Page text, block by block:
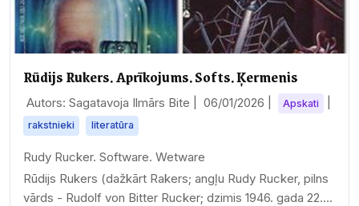
Rūdijs Rukers. Aprīkojums. Softs. Ķermenis
Autors: Sagatavoja Ilmārs Bite | 06/01/2026 Apskati
rakstnieki literatūra
Rudy Rucker. Software. Wetware
Rūdijs Rukers (dažkārt Rakers; angļu Rudy Rucker, pilns
vārds - Rudolf von Bitter Rucker; dzimis 1946. gada 22.